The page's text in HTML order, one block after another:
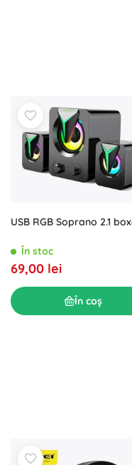
USB RGB Soprano 2.1
În stoc
69,00 lei
În coș